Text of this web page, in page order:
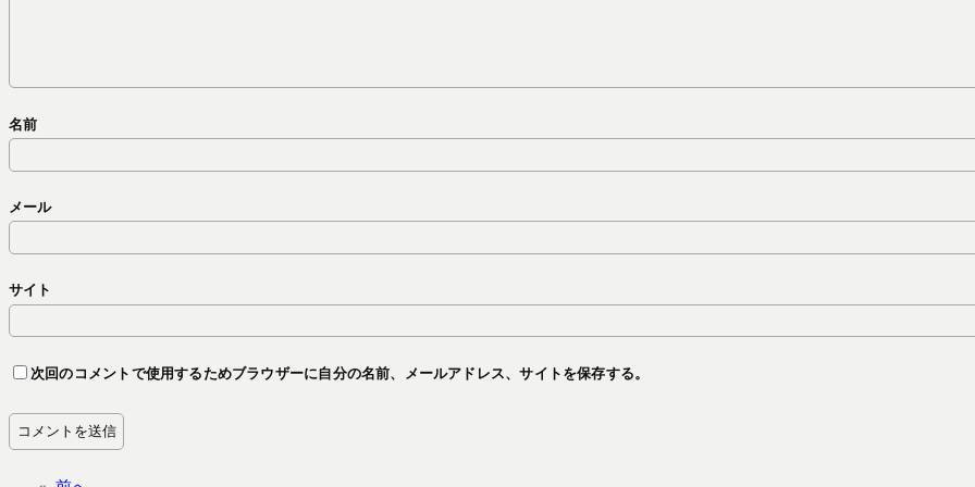
名前
メール
サイト
次回のコメントで使用するためブラウザーに自分の名前、メールアドレス、サイトを保存する。